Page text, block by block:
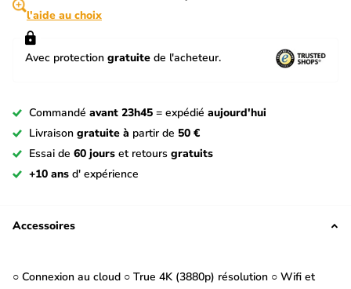
l'aide au choix
Avec protection gratuite de l'acheteur.
Commandé avant 23h45 = expédié aujourd'hui
Livraison gratuite à partir de 50 €
Essai de 60 jours et retours gratuits
+10 ans d' expérience
Accessoires
○ Connexion au cloud ○ True 4K (3880p) résolution ○ Wifi et